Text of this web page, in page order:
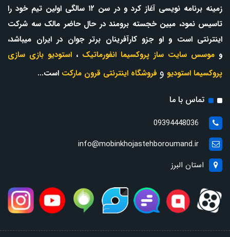
زمینه برنامه نویسی آغاز کرد و در سن ۱۲ سالگی اولین تیم خود را
تاسیس نمود، مبین خجسته برومند در حال حاضر مالک سه شرکت
اینترنتی است و او جزو کارآفرینان برتر جوان در ایران میباشد،
و موسس سایت ساز پروکسیما انفورماتیک ، استودیو بازی سازی
پروکسیما استودیو و فروشگاه اینترنتی قرون مارکت است...
تماس با ما
09394448036
info@mobinkhojastehboroumand.ir
استان البرز